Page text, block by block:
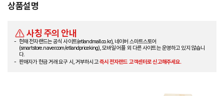
상품설명
사칭 주의 안내
현재 전자랜드는 공식 사이트(etlandmall.co.kr), 네이버 스마트스토어
(smartstore.naver.com/etlandpriceking), 모바일 어플 외 다른 사이트는 운영하고 있지 않습니
다.
판매자가 현금 거래 요구 시, 거부하시고즉시 전자랜드 고객센터로 신고해주세요.